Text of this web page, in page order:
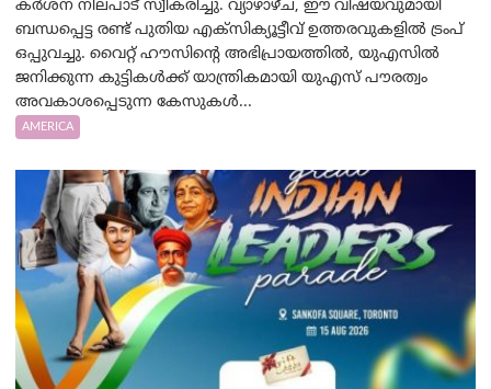
കർശന നിലപാട് സ്വീകരിച്ചു. വ്യാഴാഴ്ച, ഈ വിഷയവുമായി
ബന്ധപ്പെട്ട രണ്ട് പുതിയ എക്സിക്യൂട്ടീവ് ഉത്തരവുകളിൽ ട്രംപ്
ഒപ്പുവച്ചു. വൈറ്റ് ഹൗസിന്റെ അഭിപ്രായത്തിൽ, യുഎസിൽ
ജനിക്കുന്ന കുട്ടികൾക്ക് യാന്ത്രികമായി യുഎസ് പൗരത്വം
അവകാശപ്പെടുന്ന കേസുകൾ...
AMERICA